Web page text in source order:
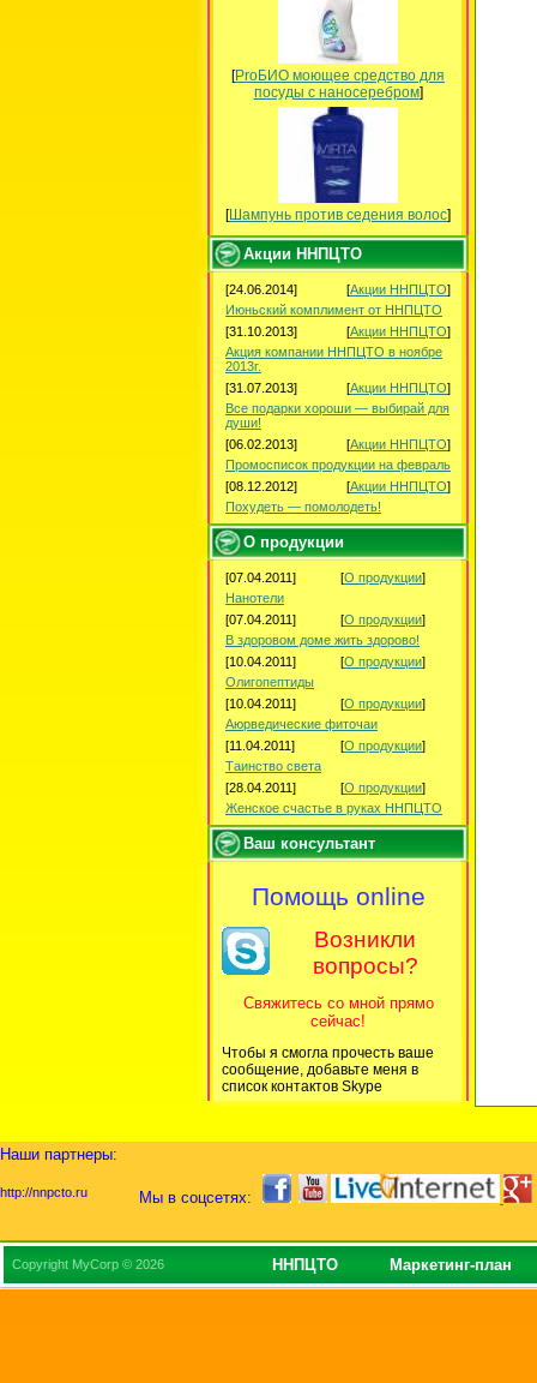
[ProБИО моющее средство для
посуды c наносеребром]
[Шампунь против седения волос]
Акции ННПЦТО
[24.06.2014] [Акции ННПЦТО]
Июньский комплимент от ННПЦТО
[31.10.2013]
[Акции ННПЦТО]
Акция компании ННПЦТО в ноябре
2013г.
[31.07.2013]
[Акции ННПЦТО]
Все подарки хороши — выбирай для
души!
[06.02.2013]
[Акции ННПЦТО]
Промосписок продукции на февраль
[08.12.2012]
[Акции ННПЦТО]
Похудеть — помолодеть!
О продукции
[07.04.2011] [О продукции]
Нанотели
[07.04.2011]
[О продукции]
В здоровом доме жить здорово!
[10.04.2011]
[О продукции]
Олигопептиды
[10.04.2011]
[О продукции]
Аюрведические фиточаи
[11.04.2011]
[О продукции]
Таинство света
[28.04.2011]
[О продукции]
Женское счастье в руках ННПЦТО
Ваш консультант
Помощь online
Возникли
вопросы?
Свяжитесь со мной прямо
сейчас!
Чтобы я смогла прочесть ваше
сообщение, добавьте меня в
список контактов Skype
Наши партнеры:
Мы в соцсетях:
http://nnpcto.ru
Copyright MyCorp © 2026 ННПЦТО Маркетинг-план